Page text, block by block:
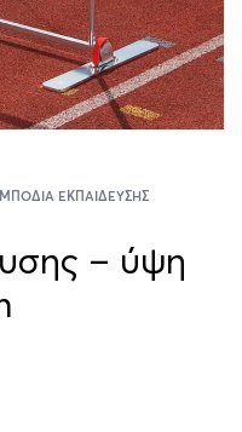
ΕΚΠΑΊΔΕΥΣΗΣ
– ύψη